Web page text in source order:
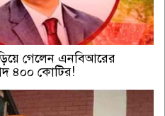
গেলেন এনবিআরের
৪০০ কোটির!